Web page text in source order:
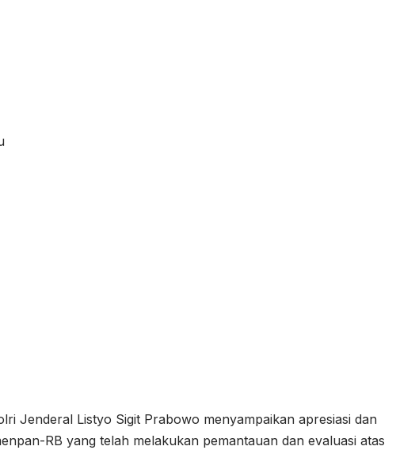
Jenderal Listyo Sigit Prabowo menyampaikan apresiasi dan
RB yang telah melakukan pemantauan dan evaluasi atas